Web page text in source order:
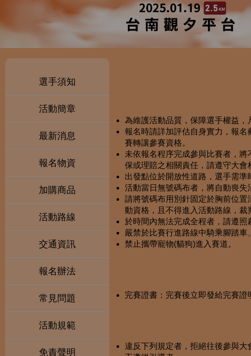
選手須知
活動簡章
最新消息
報名物資
加購商品
活動路線
交通資訊
報名辦法
常見問題
活動規範
免責聲明
為維護活動品質，保障選手權益，
報名時請詳加評估自身實力，報
賽轉讓參賽資格。
未依報名程序完成參與比賽者，
保或理賠之相關責任，請遵守大會
出發點位於開放性道路，選手需
活動當日無號碼布者，將自動喪
請將號碼布用別針固定於胸前位
動資格，且不得進入活動路線，裁
於時間內無法完成全程者，請遵照
嚴禁於比賽行進路線中騎乘腳踏車
禁止攜帶寵物(貓狗)進入賽道。
完賽證書：完賽後立即發給完賽證
違反下列規定者，拒絕往後參與大